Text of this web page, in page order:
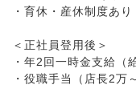
・育休・産休制度あり
＜正社員登用後＞
・年2回一時金支給（
・役職手当（店長2万